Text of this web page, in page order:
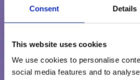
Consent Details
This website uses cookies
We use cookies to personalise
social media features and to
mlekow proszku odtłuszczone z Alp
2,8 %1, serwatka w proszku (z
glukozowy, serwatka w proszku (z
odtłuszczone, emulgator (mono- i
tłuszczowych), stabilizatory (guma